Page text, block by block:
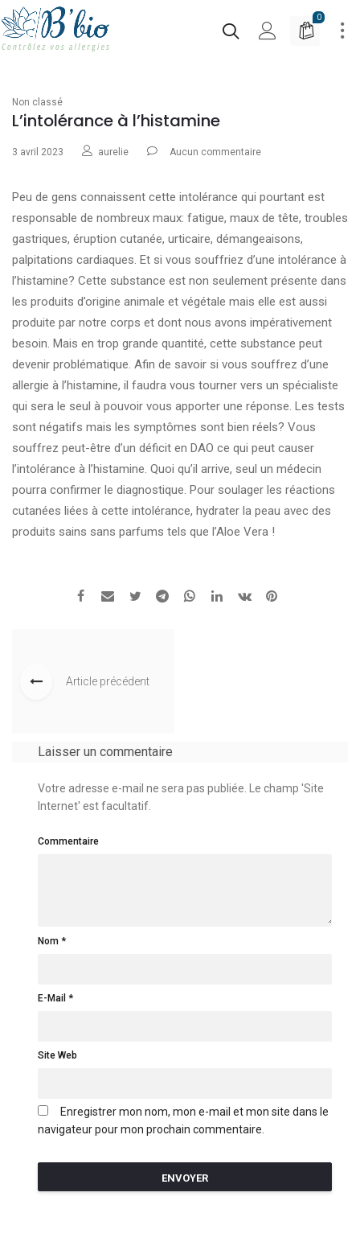
0
Non classé
L’intolérance à l’histamine
3 avril 2023 aurelie Aucun commentaire
Peu de gens connaissent cette intolérance qui pourtant est
responsable de nombreux maux: fatigue, maux de tête, troubles
gastriques, éruption cutanée, urticaire, démangeaisons,
palpitations cardiaques. Et si vous souffriez d’une intolérance à
l’histamine? Cette substance est non seulement présente dans
les produits d’origine animale et végétale mais elle est aussi
produite par notre corps et dont nous avons impérativement
besoin. Mais en trop grande quantité, cette substance peut
devenir problématique. Afin de savoir si vous souffrez d’une
allergie à l’histamine, il faudra vous tourner vers un spécialiste
qui sera le seul à pouvoir vous apporter une réponse. Les tests
sont négatifs mais les symptômes sont bien réels? Vous
souffrez peut-être d’un déficit en DAO ce qui peut causer
l’intolérance à l’histamine. Quoi qu’il arrive, seul un médecin
pourra confirmer le diagnostique. Pour soulager les réactions
cutanées liées à cette intolérance, hydrater la peau avec des
produits sains sans parfums tels que l’Aloe Vera !
Article précédent
Laisser un commentaire
Votre adresse e-mail ne sera pas publiée. Le champ 'Site
Internet' est facultatif.
Commentaire
Nom
E-Mail
Site Web
Enregistrer mon nom, mon e-mail et mon site dans le
navigateur pour mon prochain commentaire.